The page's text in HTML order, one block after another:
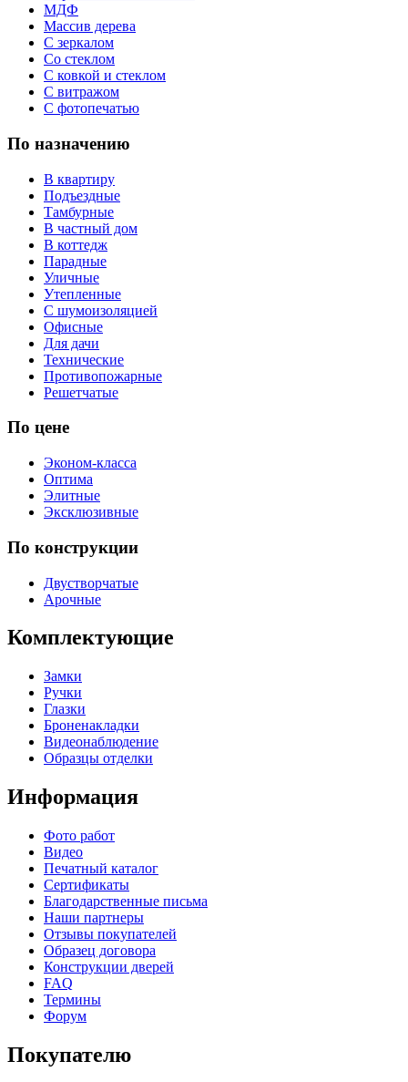
МДФ
Массив дерева
С зеркалом
Со стеклом
С ковкой и стеклом
С витражом
С фотопечатью
По назначению
В квартиру
Подъездные
Тамбурные
В частный дом
В коттедж
Парадные
Уличные
Утепленные
С шумоизоляцией
Офисные
Для дачи
Технические
Противопожарные
Решетчатые
По цене
Эконом-класса
Оптима
Элитные
Эксклюзивные
По конструкции
Двустворчатые
Арочные
Комплектующие
Замки
Ручки
Глазки
Броненакладки
Видеонаблюдение
Образцы отделки
Информация
Фото работ
Видео
Печатный каталог
Сертификаты
Благодарственные письма
Наши партнеры
Отзывы покупателей
Образец договора
Конструкции дверей
FAQ
Термины
Форум
Покупателю